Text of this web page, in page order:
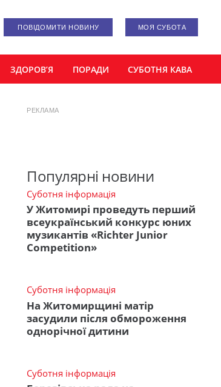
ПОВІДОМИТИ НОВИНУ МОЯ СУБОТА
ЗДОРОВ’Я ПОРАДИ СУБОТНЯ КАВА
РЕКЛАМА
Популярні новини
Суботня інформація
У Житомирі проведуть перший
всеукраїнський конкурс юних
музикантів «Richter Junior
Competition»
Суботня інформація
На Житомирщині матір
засудили після обмороження
однорічної дитини
Суботня інформація